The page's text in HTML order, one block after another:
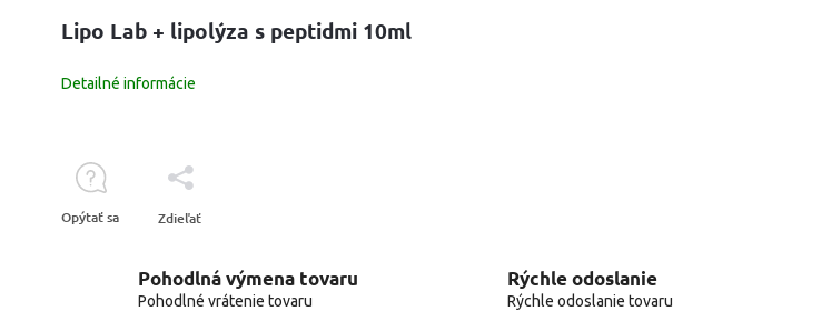
Lipo Lab + lipolýza s peptidmi 10ml
Detailné informácie
Opýtať sa Zdieľať
Pohodlná výmena tovaru
Pohodlné vrátenie tovaru
Rýchle odoslanie
Rýchle odoslanie tovaru